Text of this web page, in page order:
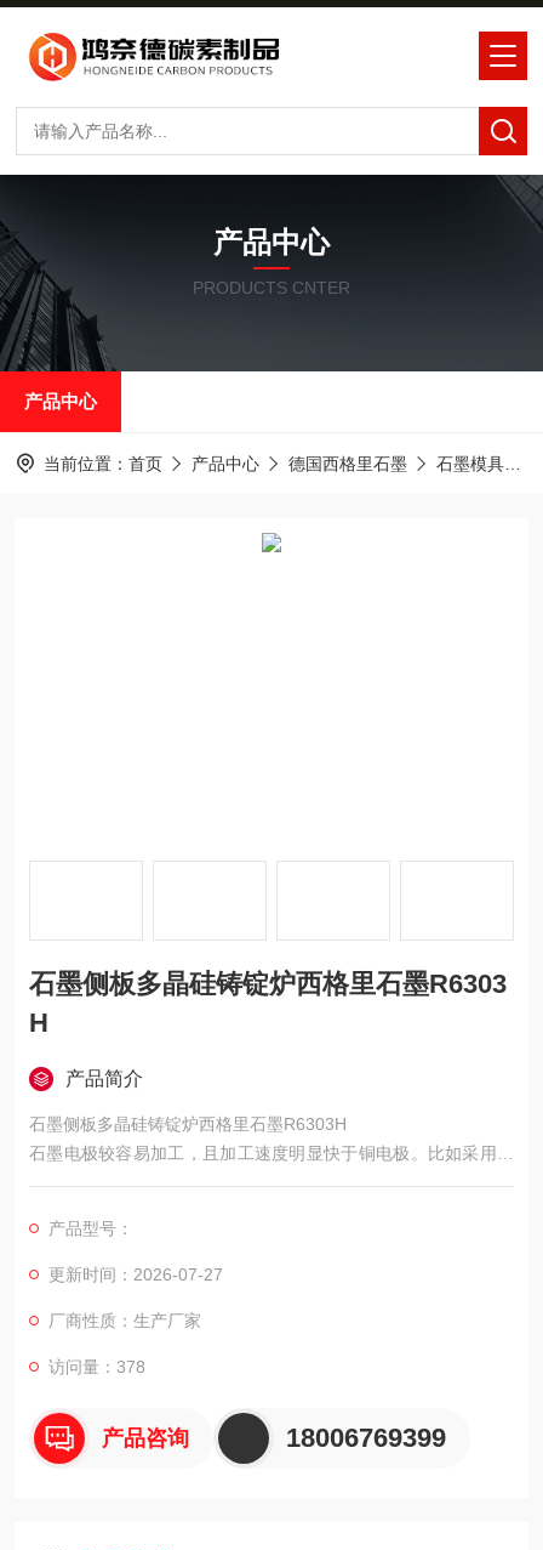
产品中心
PRODUCTS CNTER
产品中心
当前位置： 首页 产品中心 德国西格里石墨 石墨模具
石墨侧板多晶硅铸锭炉西格里石墨R6303
H
产品简介
石墨侧板多晶硅铸锭炉西格里石墨R6303H
石墨电极较容易加工，且加工速度明显快于铜电极。比如采用铣
削工艺加工石墨，其加工速度较其它金属加工快2～3倍且不需要
速石墨加工中心制造电极，速度会更快，效率也更高，还不会产
生粉尘问题。在这些加工过程中，选择硬度合适的工具和石墨可
产品型号：
更新时间：2026-07-27
厂商性质：生产厂家
访问量：378
产品咨询 18006769399